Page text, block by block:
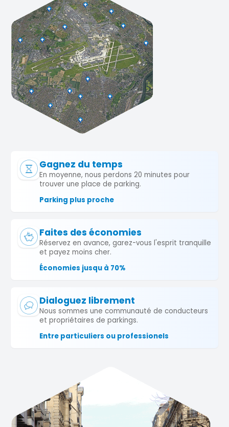
Gagnez du temps
En moyenne, nous perdons 20 minutes pour
trouver une place de parking.
Parking plus proche
Faites des économies
Réservez en avance, garez-vous l'esprit tranquille
et payez moins cher.
Économies jusqu à 70%
Dialoguez librement
Nous sommes une communauté de conducteurs
et propriétaires de parkings.
Entre particuliers ou professionels